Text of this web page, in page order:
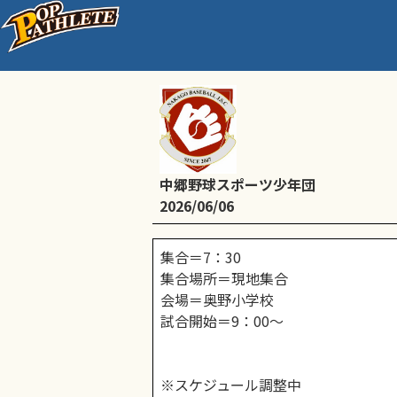
中郷野球スポーツ少年団
2026/06/06
集合＝7：30
集合場所＝現地集合
会場＝奥野小学校
試合開始＝9：00～
※スケジュール調整中